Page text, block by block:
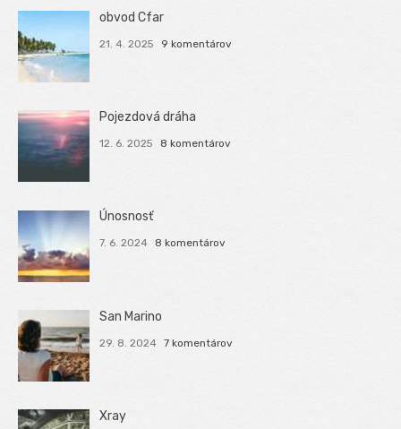
obvod Cfar
21. 4. 2025 9 komentárov
Pojezdová dráha
12. 6. 2025 8 komentárov
Únosnosť
7. 6. 2024 8 komentárov
San Marino
29. 8. 2024 7 komentárov
Xray